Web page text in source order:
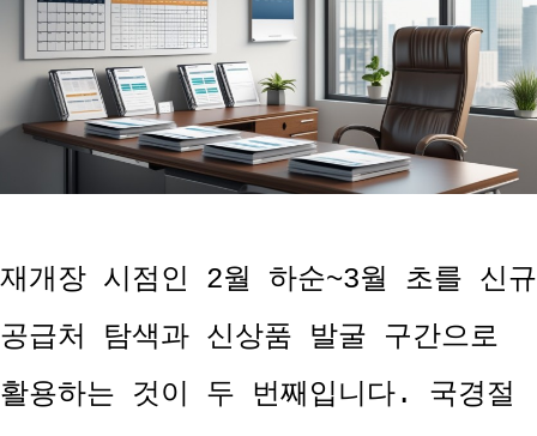
재개장 시점인 2월 하순~3월 초를 신규
공급처 탐색과 신상품 발굴 구간으로
활용하는 것이 두 번째입니다. 국경절